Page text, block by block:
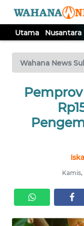
Utama Nusantara
Wahana News
Kamis,
TV
Tutup
UTAMA
NUSANTARA
SERBI